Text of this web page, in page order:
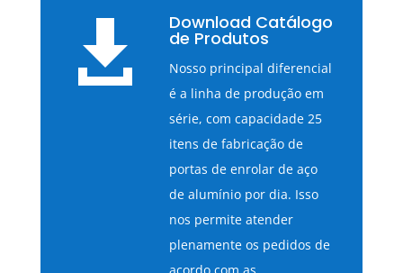
 Download Catálogo
de Produtos
Nosso principal diferencial
é a linha de produção em
série, com capacidade 25
itens de fabricação de
portas de enrolar de aço
de alumínio por dia. Isso
nos permite atender
plenamente os pedidos de